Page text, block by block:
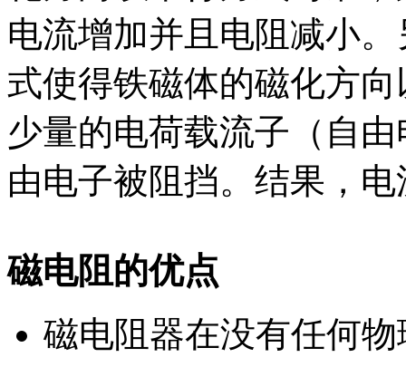
电流增加并且电阻减小
式使得铁磁体的磁化方
少量的电荷载流子（自
由电子被阻挡。结果，
磁电阻的优点
磁电阻器在没有任何